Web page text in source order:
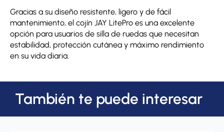
Gracias a su diseño resistente, ligero y de fácil
mantenimiento, el cojín JAY LitePro es una excelente
opción para usuarios de silla de ruedas que necesitan
estabilidad, protección cutánea y máximo rendimiento
en su vida diaria.
También te puede interesar